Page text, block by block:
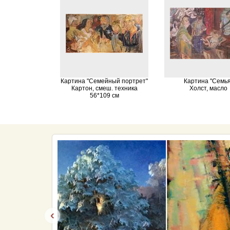
Картина "Семейный портрет"
Картон, смеш. техника
56*109 см
Картина
Холст, масло
‹